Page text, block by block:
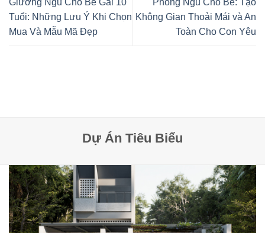
Tuổi: Những Lưu Ý Khi Chọn
Mua Và Mẫu Mã Đẹp
Không Gian Thoải Mái và An
Toàn Cho Con Yêu
Dự Án Tiêu Biểu